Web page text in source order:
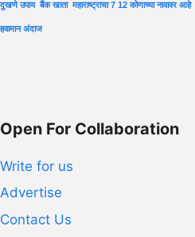
दुखणे उपाय बैंक खाता महाराष्ट्राचा 7 12 कोणाच्या नावावर आहे
हवामान अंदाज
Open For Collaboration
Write for us
Advertise
Contact Us